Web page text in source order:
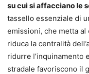
su cui si affacciano le
tassello essenziale di
emissioni, che metta
riduca la centralità
ridurre l’inquinamento
stradale favoriscono il